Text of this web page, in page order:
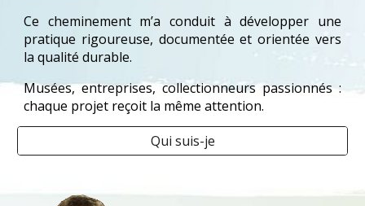
Ce cheminement m’a conduit à développer une
pratique rigoureuse, documentée et orientée vers
la qualité durable.
Musées, entreprises, collectionneurs passionnés :
chaque projet reçoit la même attention.
Qui suis-je